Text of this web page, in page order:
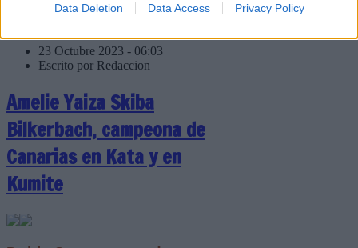
Data Deletion Data Access Privacy Policy
23 Octubre 2023 - 06:03
Escrito por Redaccion
Amelie Yaiza Skiba
Bilkerbach, campeona de
Canarias en Kata y en
Kumite